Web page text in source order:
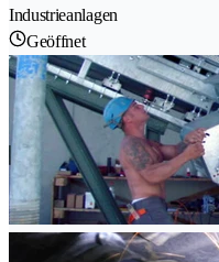
Industrieanlagen
Geöffnet